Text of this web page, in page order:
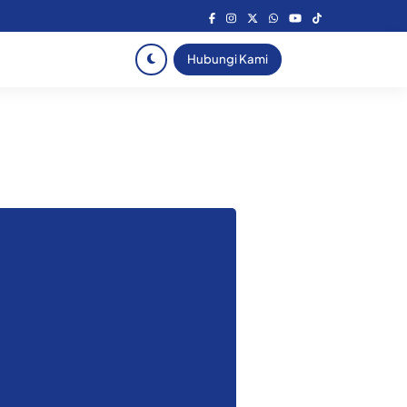
Hubungi Kami